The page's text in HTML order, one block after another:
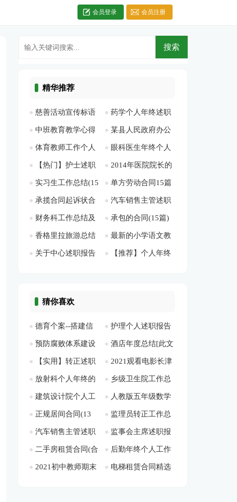
会员登录 会员注册
精华推荐
慈善活动宣传标语
(精选多篇)[此文共
2039字]
药学个人年终述职
报告2篇[此文共3153
字]
中班教育教学心得
[此文共7903字]
某县人民政府办公
室扶贫日活动开展情
况汇报[此文共734
字]
体育教师工作个人
的总结[此文共3979
字]
眼科医生年终个人
总结6篇[此文共6272
字]
【热门】护士述职
报告汇编6篇[此文共
6876字]
2014年医院院长的
述职述廉报告[此文
共9876字]
实习生工作总结(15
篇)[此文共20392字]
单方劳动合同15篇
[此文共16522字]
承揽合同起诉状合
集7篇[此文共1739
字]
汽车销售主管述职
报告 5篇[此文共
10194字]
财务科工作总结及
明年工作打算[此文
共1983字]
承包的合同(15篇)
[此文共19335字]
香格里拉旅游总结
700字[此文共3071
最新的小学语文教
师述职报告范文[此
关于中心述职报告 【推荐】个人年终
猜你喜欢
德育个案--搭建信
任桥梁，传递爱的信
息[此文共3074字]
护理个人述职报告
范文[此文共5067字]
预防腐败体系建设
工作自查报告[此文
共12359字]
酒店年度总结[此文
共23589字]
【实用】转正述职
模板锦集9篇[此文共
10531字]
2021观看电影长津
湖的观后感[此文共
3816字]
放射科个人年终的
工作总结 [此文共
7888字]
乡级卫生院工作总
结[此文共4267字]
建筑设计院个人工
作总结9篇[此文共
11853字]
人教版五年级数学
第五单元第二课时
《三角形的面积》教
学前调研报告[此文
共1564字]
正规居间合同(13
篇)[此文共11404字]
监理员转正工作总
结8篇[此文共11846
字]
汽车销售主管述职
报告 5篇[此文共
10194字]
监事会主席述职报
告[此文共3043字]
二手房租赁合同(合
集15篇)[此文共
后勤年终个人工作
总结[此文共21760
2021初中教师期末 电梯租赁合同精选